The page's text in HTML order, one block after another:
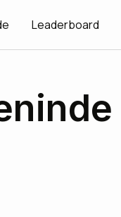
Leaderboard